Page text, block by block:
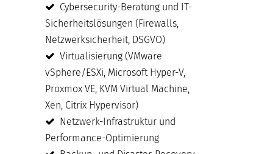
Cybersecurity-Beratung und IT-
Sicherheitslösungen (Firewalls,
Netzwerksicherheit, DSGVO)
Virtualisierung (VMware
vSphere/ESXi, Microsoft Hyper-V,
Proxmox VE, KVM Virtual Machine,
Xen, Citrix Hypervisor)
Netzwerk-Infrastruktur und
Performance-Optimierung